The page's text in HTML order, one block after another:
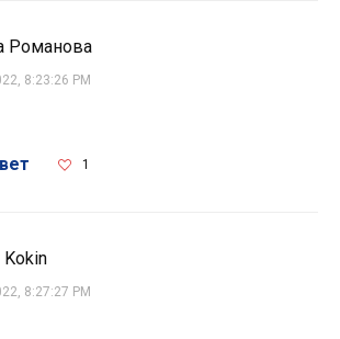
Романова
8:23:26 PM
1
Kokin
8:27:27 PM